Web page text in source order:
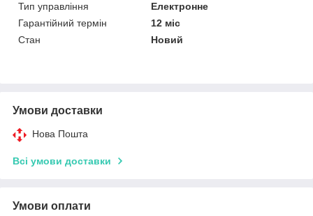
Тип управління
Електронне
Гарантійний термін
12 міс
Стан
Новий
Умови доставки
Нова Пошта
Всі умови доставки
Умови оплати